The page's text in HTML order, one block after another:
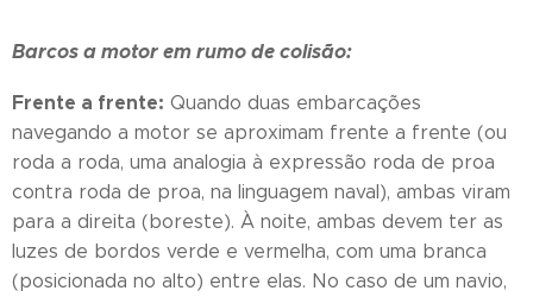
Barcos a motor em rumo de colisão:
Frente a frente: Quando duas embarcações
navegando a motor se aproximam frente a frente (ou
roda a roda, uma analogia à expressão roda de proa
contra roda de proa, na linguagem naval), ambas viram
para a direita (boreste). À noite, ambas devem ter as
luzes de bordos verde e vermelha, com uma branca
(posicionada no alto) entre elas. No caso de um navio,